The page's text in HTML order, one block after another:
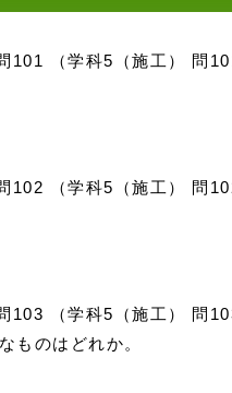
101 （学科5（施工） 問
102 （学科5（施工） 問
103 （学科5（施工） 問
ものはどれか。